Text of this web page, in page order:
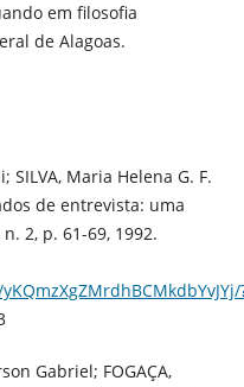
em filosofia
de Alagoas.
SILVA, Maria Helena G. F.
de entrevista: uma
2, p. 61-69, 1992.
Gabriel; FOGAÇA,